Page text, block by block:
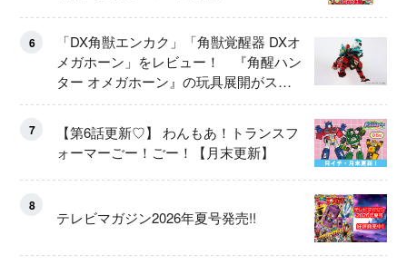
6
「DX角獣エンカク」「角獣覚醒器 DXオ
メガホーン」をレビュー！ 『角醒ハン
ター オメガホーン』の玩具展開がスタ
ート！
7
【第6話更新♡】 わんもあ！トランスフ
ォーマーごー！ごー！【月末更新】
8
テレビマガジン2026年夏号発売!!